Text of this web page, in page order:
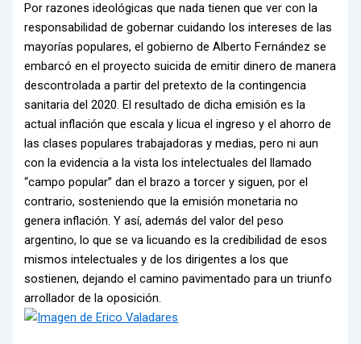
Por razones ideológicas que nada tienen que ver con la
responsabilidad de gobernar cuidando los intereses de las
mayorías populares, el gobierno de Alberto Fernández se
embarcó en el proyecto suicida de emitir dinero de manera
descontrolada a partir del pretexto de la contingencia
sanitaria del 2020. El resultado de dicha emisión es la
actual inflación que escala y licua el ingreso y el ahorro de
las clases populares trabajadoras y medias, pero ni aun
con la evidencia a la vista los intelectuales del llamado
“campo popular” dan el brazo a torcer y siguen, por el
contrario, sosteniendo que la emisión monetaria no
genera inflación. Y así, además del valor del peso
argentino, lo que se va licuando es la credibilidad de esos
mismos intelectuales y de los dirigentes a los que
sostienen, dejando el camino pavimentado para un triunfo
arrollador de la oposición.